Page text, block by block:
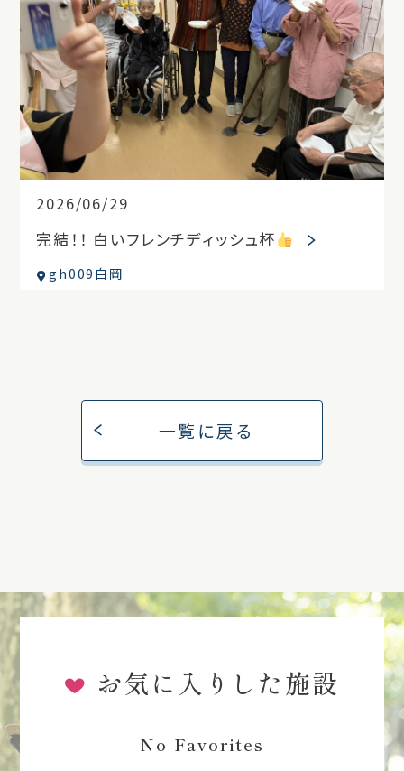
2026/06/29
完結！！ 白いフレンチディッシュ杯
gh009白岡
一覧に戻る
お気に入りした施設
No Favorites